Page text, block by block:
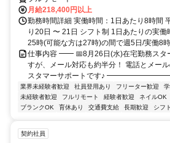
月給218,400円以上
勤務時間詳細 実働時間：1日あたり8時間
り20日 〜 21日 シフト制 1日あたりの実
25時(可能な方は27時)の間で週5日/実働8
仕事内容 ━━ 📅8月26日(水)在宅勤務ス
すが、メール対応も約半分！ 電話とメー
スタマーサポートです♪
業界未経験者歓迎 社員登用あり フリーター歓迎
未経験者歓迎
フルリモート 経験者歓迎 ネイルOK
ブランクOK
育休あり 交通費支給 長期歓迎 シフ
契約社員